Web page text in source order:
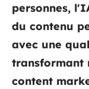
personnes,
du contenu
avec une
transformant
content